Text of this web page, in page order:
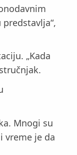
„Kada
Mnogi su
vreme je da